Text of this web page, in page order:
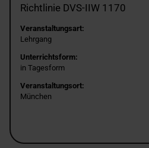
Richtlinie DVS-IIW 1170
Veranstaltungsart:
Lehrgang
Unterrichtsform:
in Tagesform
Veranstaltungsort:
München